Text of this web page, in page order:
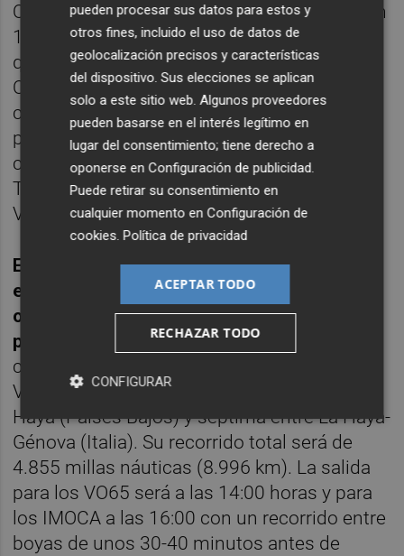
Qingdao (China) y Río de Janeiro (Brasil) con
12.300 millas náuticas (22.800 Km) y en la
que el ganador, el 'Ericsson 3' de Magnus
Olsson empleó 41 días de travesía. En
cambio, los seis VO65 (de 19,80 metros)
partirán también de Alicante el día 15, pero
competirán en un nuevo trofeo dentro de
The Ocean Race llamado The Ocean Race
VO65 Sprint Cup.
El nuevo trofeo ha sido creado
especialmente para equipos VO65 y se
otorgará al equipo que acumule la mejor
puntuación en las tres etapas
competirán: la primera entre Alicante-Cabo
Verde, la sexta entre Aarhus (Dinamarca)-La
Haya (Países Bajos) y séptima entre La Haya-
Génova (Italia). Su recorrido total será de
4.855 millas náuticas (8.996 km). La salida
para los VO65 será a las 14:00 horas y para
los IMOCA a las 16:00 con un recorrido entre
boyas de unos 30-40 minutos antes de
pueden procesar sus datos para estos y
otros fines, incluido el uso de datos de
geolocalización precisos y características
del dispositivo. Sus elecciones se aplican
solo a este sitio web. Algunos proveedores
pueden basarse en el interés legítimo en
lugar del consentimiento; tiene derecho a
oponerse enConfiguración de publicidad.
Puede retirar su consentimiento en
cualquier momento enConfiguración de
cookies.Política de privacidad
ACEPTAR TODO
RECHAZAR TODO
CONFIGURAR